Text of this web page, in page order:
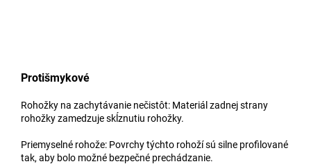
Protišmykové
Rohožky na zachytávanie nečistôt: Materiál zadnej strany
rohožky zamedzuje skĺznutiu rohožky.
Priemyselné rohože: Povrchy týchto rohoží sú silne profilované
tak, aby bolo možné bezpečné prechádzanie.